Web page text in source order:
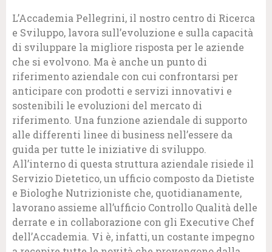
L’Accademia Pellegrini, il nostro centro di Ricerca
e Sviluppo, lavora sull’evoluzione e sulla capacità
di sviluppare la migliore risposta per le aziende
che si evolvono. Ma è anche un punto di
riferimento aziendale con cui confrontarsi per
anticipare con prodotti e servizi innovativi e
sostenibili le evoluzioni del mercato di
riferimento. Una funzione aziendale di supporto
alle differenti linee di business nell’essere da
guida per tutte le iniziative di sviluppo.
All’interno di questa struttura aziendale risiede il
Servizio Dietetico, un ufficio composto da Dietiste
e Biologhe Nutrizioniste che, quotidianamente,
lavorano assieme all’ufficio Controllo Qualità delle
derrate e in collaborazione con gli Executive Chef
dell’Accademia. Vi è, infatti, un costante impegno